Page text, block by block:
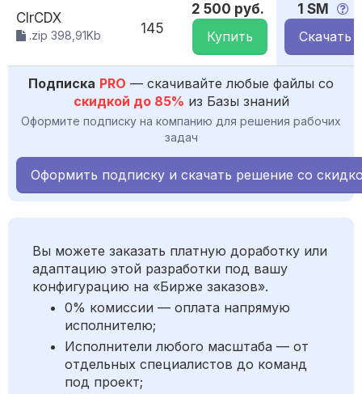
ClrCDX
.zip 398,91Kb 145
2 500 руб.
Купить
1 SM
Скачать
Подписка PRO — скачивайте любые файлы со
скидкой до 85% из Базы знаний
Оформите подписку на компанию для решения рабочих
задач
Оформить подписку и скачать решение со
Вы можете заказать платную доработку или
адаптацию этой разработки под вашу
конфигурацию на «Бирже заказов».
0% комиссии — оплата напрямую
исполнителю;
Исполнители любого масштаба — от
отдельных специалистов до команд
под проект;